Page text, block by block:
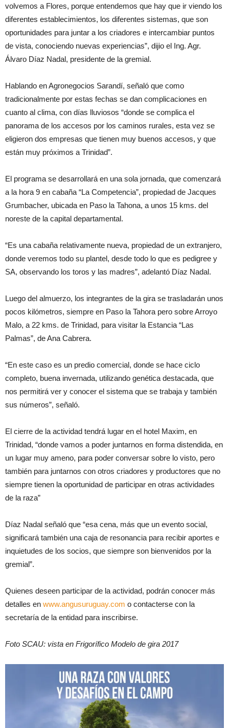
volvemos a Flores, porque entendemos que hay que ir viendo los
diferentes establecimientos, los diferentes sistemas, que son
oportunidades para juntar a los criadores e intercambiar puntos
de vista, conociendo nuevas experiencias”, dijio el Ing. Agr.
Álvaro Díaz Nadal, presidente de la gremial.
Hablando en Agronegocios Sarandí, señaló que como
tradicionalmente por estas fechas se dan complicaciones en
cuanto al clima, con días lluviosos “donde se complica el
panorama de los accesos por los caminos rurales, esta vez se
eligieron dos empresas que tienen muy buenos accesos, y que
están muy próximos a Trinidad”.
El programa se desarrollará en una sola jornada, que comenzará
a la hora 9 en cabaña “La Competencia”, propiedad de Jacques
Grumbacher, ubicada en Paso la Tahona, a unos 15 kms. del
noreste de la capital departamental.
“Es una cabaña relativamente nueva, propiedad de un extranjero,
donde veremos todo su plantel, desde todo lo que es pedigree y
SA, observando los toros y las madres”, adelantó Díaz Nadal.
Luego del almuerzo, los integrantes de la gira se trasladarán unos
pocos kilómetros, siempre en Paso la Tahora pero sobre Arroyo
Malo, a 22 kms. de Trinidad, para visitar la Estancia “Las
Palmas”, de Ana Cabrera.
“En este caso es un predio comercial, donde se hace ciclo
completo, buena invernada, utilizando genética destacada, que
nos permitirá ver y conocer el sistema que se trabaja y también
sus números”, señaló.
El cierre de la actividad tendrá lugar en el hotel Maxim, en
Trinidad, “donde vamos a poder juntarnos en forma distendida, en
un lugar muy ameno, para poder conversar sobre lo visto, pero
también para juntarnos con otros criadores y productores que no
siempre tienen la oportunidad de participar en otras actividades
de la raza”
Díaz Nadal señaló que “esa cena, más que un evento social,
significará también una caja de resonancia para recibir aportes e
inquietudes de los socios, que siempre son bienvenidos por la
gremial”.
Quienes deseen participar de la actividad, podrán conocer más
detalles en www.angusuruguay.com o contacterse con la
secretaría de la entidad para inscribirse.
Foto SCAU: vista en Frigorífico Modelo de gira 2017